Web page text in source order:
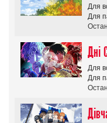
Для
Для
Для
Для